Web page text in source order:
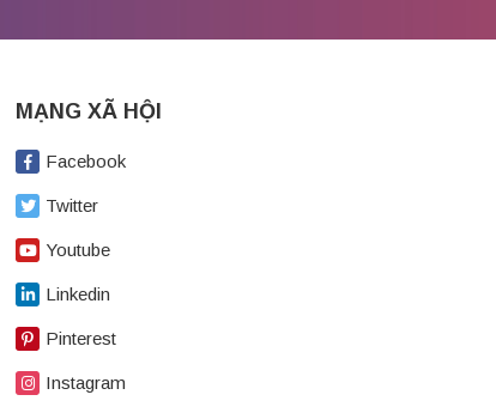
MẠNG XÃ HỘI
Facebook
Twitter
Youtube
Linkedin
Pinterest
Instagram